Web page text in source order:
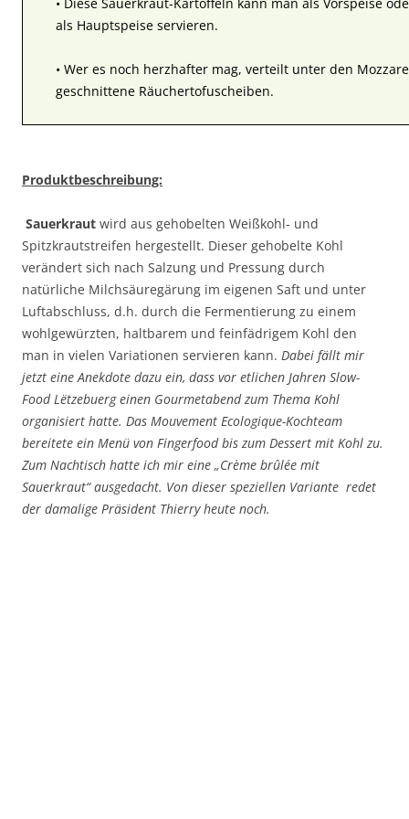
als Hauptspeise servieren.
• Wer es noch herzhafter mag, verteilt unter den
geschnittene Räuchertofuscheiben.
Produktbeschreibung:
Sauerkraut wird aus gehobelten Weißkohl- und
Spitzkrautstreifen hergestellt. Dieser gehobelte Kohl
verändert sich nach Salzung und Pressung durch
natürliche Milchsäuregärung im eigenen Saft und unter
Luftabschluss, d.h. durch die Fermentierung zu einem
wohlgewürzten, haltbarem und feinfädrigem Kohl den
man in vielen Variationen servieren kann. Dabei fällt mir
jetzt eine Anekdote dazu ein, dass vor etlichen Jahren Slow-
Food Lëtzebuerg einen Gourmetabend zum Thema Kohl
organisiert hatte. Das Mouvement Ecologique-Kochteam
bereitete ein Menü von Fingerfood bis zum Dessert mit Kohl zu.
Zum Nachtisch hatte ich mir eine „Crème brûlée mit
Sauerkraut“ ausgedacht. Von dieser speziellen Variante redet
der damalige Präsident Thierry heute noch.